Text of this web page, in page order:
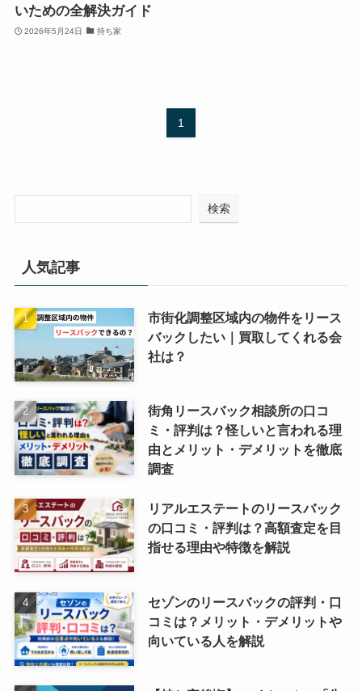
いための全解決ガイド
2026年5月24日 持ち家
1
検索
人気記事
市街化調整区域内の物件をリース
バックしたい｜買取してくれる会
社は？
街角リースバック相談所の口コ
ミ・評判は？怪しいと言われる理
由とメリット・デメリットを徹底
調査
リアルエステートのリースバック
の口コミ・評判は？高額査定を目
指せる理由や特徴を解説
セゾンのリースバックの評判・口
コミは？メリット・デメリットや
向いている人を解説